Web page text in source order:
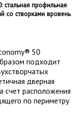
стальная профильная
со створками вровень​
50
подходит
дверная
счет расположения
по периметру